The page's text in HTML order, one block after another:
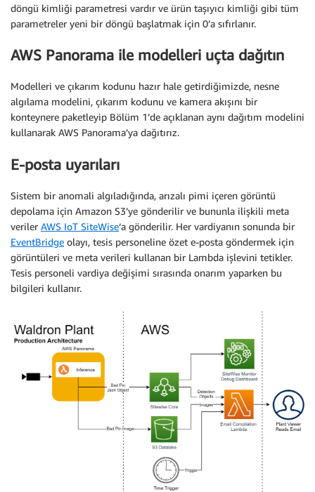
döngü kimliği parametresi vardır ve ürün taşıyıcı kimliği gibi tüm
parametreler yeni bir döngü başlatmak için 0’a sıfırlanır.
AWS Panorama ile modelleri uçta dağıtın
Modelleri ve çıkarım kodunu hazır hale getirdiğimizde, nesne
algılama modelini, çıkarım kodunu ve kamera akışını bir
konteynere paketleyip Bölüm 1’de açıklanan aynı dağıtım modelini
kullanarak AWS Panorama’ya dağıtırız.
E-posta uyarıları
Sistem bir anomali algıladığında, arızalı pimi içeren görüntü
depolama için Amazon S3’ye gönderilir ve bununla ilişkili meta
veriler AWS IoT SiteWise‘a gönderilir. Her vardiyanın sonunda bir
EventBridge olayı, tesis personeline özet e-posta göndermek için
görüntüleri ve meta verileri kullanan bir Lambda işlevini tetikler.
Tesis personeli vardiya değişimi sırasında onarım yaparken bu
bilgileri kullanır.